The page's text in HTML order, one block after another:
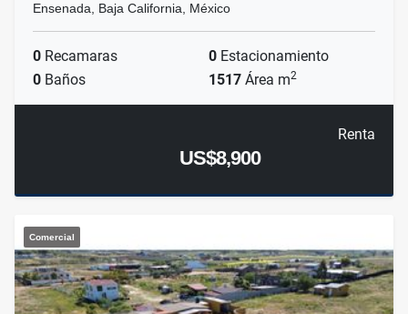
Ensenada, Baja California, México
0 Recamaras 0 Estacionamiento
0 Baños 1517 Área m2
Renta
US$8,900
Comercial